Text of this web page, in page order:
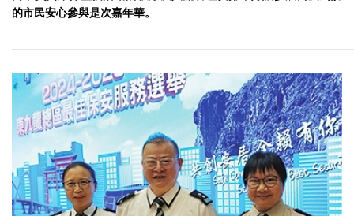
的市民安心參與是次嘉年華。